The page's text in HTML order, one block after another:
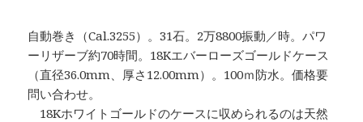
自動巻き（Cal.3255）。31石。2万8800振動／時。パワ
ーリザーブ約70時間。18Kエバーローズゴールドケース
（直径36.0mm、厚さ12.00mm）。100ｍ防水。価格要
問い合わせ。
18Kホワイトゴールドのケースに収められるのは天然